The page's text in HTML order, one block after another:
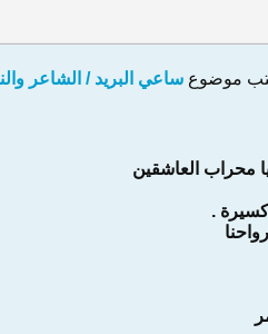
موضوع ساعي البريد / الشاعر
محراب العاشقين
كسيرة .